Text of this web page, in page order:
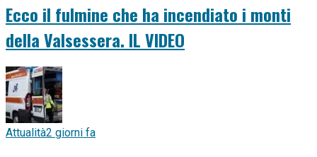
Ecco il fulmine che ha incendiato i monti
della Valsessera. IL VIDEO
Attualità2 giorni fa